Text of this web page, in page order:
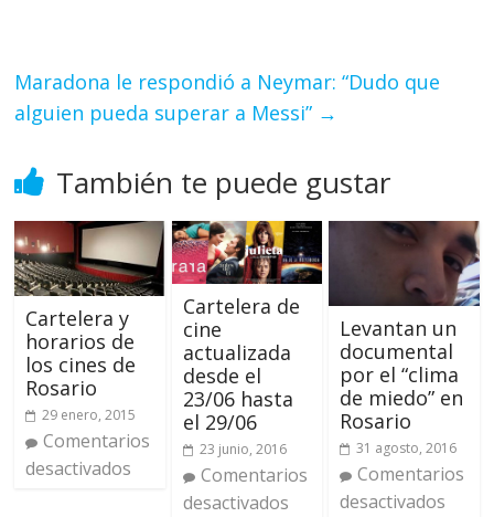
Maradona le respondió a Neymar: “Dudo que
alguien pueda superar a Messi” →
También te puede gustar
Cartelera y
horarios de
los cines de
Rosario
29 enero, 2015
Comentarios
desactivados
Cartelera de
cine
actualizada
desde el
23/06 hasta
el 29/06
23 junio, 2016
Comentarios
desactivados
Levantan un
documental
por el “clima
de miedo” en
Rosario
31 agosto, 2016
Comentarios
desactivados